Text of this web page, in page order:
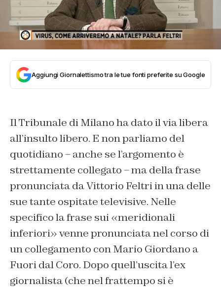
Aggiungi Giornalettismo tra le tue fonti preferite su Google
Il Tribunale di Milano ha dato il via libera
all’insulto libero. E non parliamo del
quotidiano – anche se l’argomento è
strettamente collegato – ma della frase
pronunciata da Vittorio Feltri in una delle
sue tante ospitate televisive. Nelle
specifico la frase sui «meridionali
inferiori» venne pronunciata nel corso di
un collegamento con Mario Giordano a
Fuori dal Coro. Dopo quell’uscita l’ex
giornalista (che nel frattempo si è